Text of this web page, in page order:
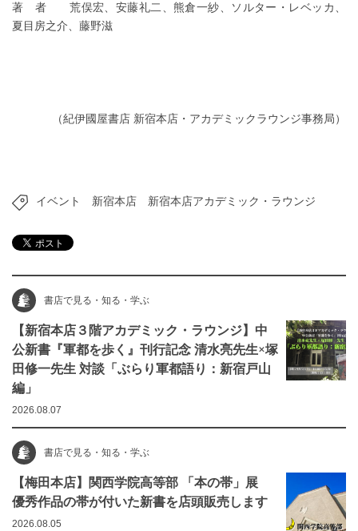
著 者 荒俣宏、安藤礼二、熊倉一紗、ソルター・レベッカ、
夏目房之介、藤野滋
（紀伊國屋書店 新宿本店・アカデミックラウンジ事務局）
イベント 新宿本店 新宿本店アカデミック・ラウンジ
書店で見る・知る・学ぶ
【新宿本店３階アカデミック・ラウンジ】中
公新書『軍都を歩く』刊行記念 清水亮先生×塚
田修一先生 対談「ぶらり軍都語り：新宿戸山
編」
2026.08.07
書店で見る・知る・学ぶ
【梅田本店】関西学院高等部 「本の帯」展
優秀作品の帯が付いた新書を店頭販売します
2026.08.05